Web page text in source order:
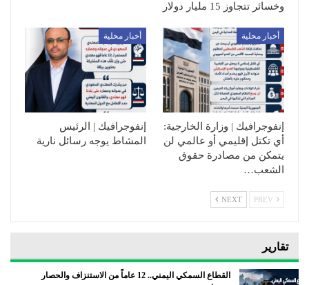
وخسائر تتجاوز 15 مليار دولار
أخبار محلية
إنفوجرافيك | وزارة الخارجية:
أي تكتل إقليمي أو عالمي لن
يتمكن من مصادرة حقوق
الشعب…
أخبار محلية
إنفوجرافيك | الرئيس
المشاط يوجه رسائل نارية
NEXT
تقارير
القطاع السمكي اليمني.. 12 عاماً من الاستنزاف والحصار